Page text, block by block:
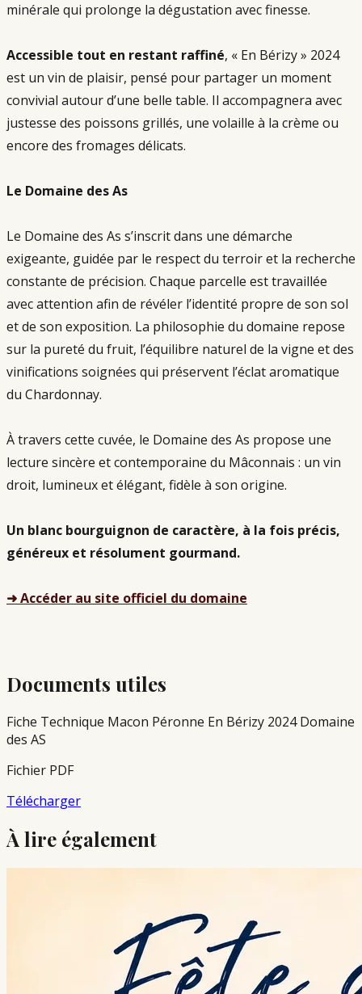
minérale qui prolonge la dégustation avec finesse.
Accessible tout en restant raffiné, « En Bérizy » 2024
est un vin de plaisir, pensé pour partager un moment
convivial autour d’une belle table. Il accompagnera avec
justesse des poissons grillés, une volaille à la crème ou
encore des fromages délicats.
Le Domaine des As
Le Domaine des As s’inscrit dans une démarche
exigeante, guidée par le respect du terroir et la recherche
constante de précision. Chaque parcelle est travaillée
avec attention afin de révéler l’identité propre de son sol
et de son exposition. La philosophie du domaine repose
sur la pureté du fruit, l’équilibre naturel de la vigne et des
vinifications soignées qui préservent l’éclat aromatique
du Chardonnay.
À travers cette cuvée, le Domaine des As propose une
lecture sincère et contemporaine du Mâconnais : un vin
droit, lumineux et élégant, fidèle à son origine.
Un blanc bourguignon de caractère, à la fois précis,
généreux et résolument gourmand.
➜ Accéder au site officiel du domaine
Documents utiles
Fiche Technique Macon Péronne En Bérizy 2024 Domaine
des AS
Fichier PDF
Télécharger
À lire également